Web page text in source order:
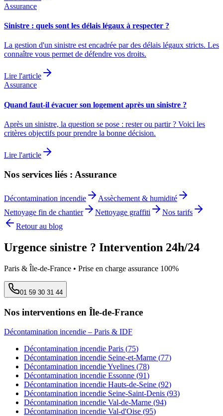
Assurance
Sinistre : quels sont les délais légaux à respecter ?
La gestion d'un sinistre est encadrée par des délais légaux stricts. Les
connaître vous permet de défendre vos droits.
Lire l'article
Assurance
Quand faut-il évacuer son logement après un sinistre ?
Après un sinistre, la question se pose : rester ou partir ? Voici les
critères objectifs pour prendre la bonne décision.
Lire l'article
Nos services liés : Assurance
Décontamination incendie
Assèchement & humidité
Nettoyage fin de chantier
Nettoyage graffiti
Nos tarifs
Retour au blog
Urgence sinistre ? Intervention 24h/24
Paris & Île-de-France • Prise en charge assurance 100%
01 59 30 31 44
Nos interventions en Île-de-France
Décontamination incendie – Paris & IDF
Décontamination incendie Paris (75)
Décontamination incendie Seine-et-Marne (77)
Décontamination incendieYvelines (78)
Décontamination incendie Essonne (91)
Décontamination incendie Hauts-de-Seine (92)
Décontamination incendie Seine-Saint-Denis (93)
Décontamination incendie Val-de-Marne (94)
Décontamination incendie Val-d'Oise (95)